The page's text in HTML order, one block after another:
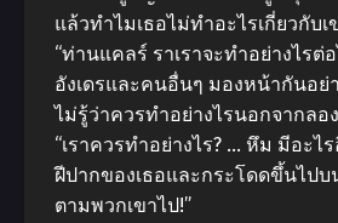
แล้วทําไมเธอไม่ทําอะไรเกี่ยวกับเ
“ท่านแคลร์ ราเราจะทําอย่างไรต่อ
อังเดรและคนอื่นๆ มองหน้ากันอย่
ไม่รู้ว่าควรทําอย่างไรนอกจากลอ
“เราควรทําอย่างไร? … หึม มีอะไ
ฝีปากของเธอและกระโดดขึ้นไปบ
ตามพวกเขาไป!”